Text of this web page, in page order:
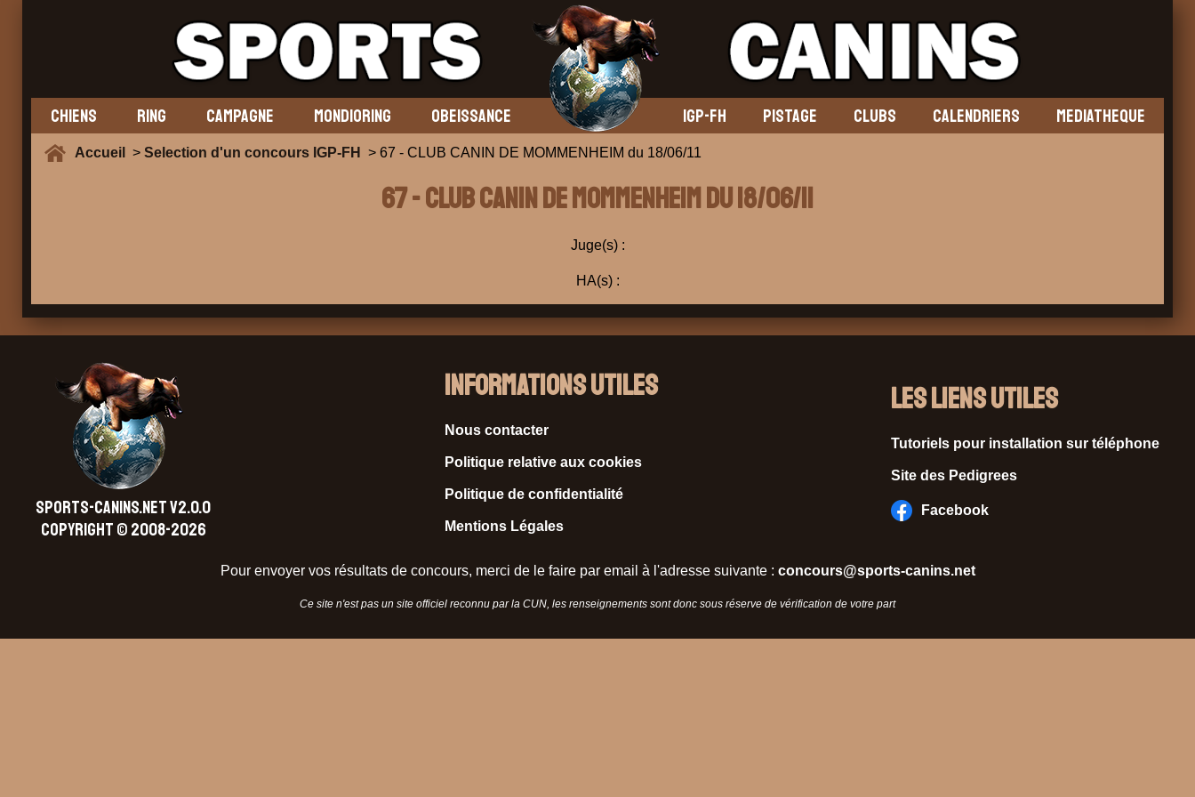
CHIENS RING CAMPAGNE MONDIORING OBEISSANCE IGP-FH PISTAGE CLUBS CALENDRIERS MEDIATHEQUE
Accueil > Selection d'un concours IGP-FH > 67 - CLUB CANIN DE MOMMENHEIM du 18/06/11
67 - CLUB CANIN DE MOMMENHEIM du 18/06/11
Juge(s) :
HA(s) :
SPORTS-CANINS.NET V2.0.0
Copyright © 2008-2026
Informations Utiles
Nous contacter
Politique relative aux cookies
Politique de confidentialité
Mentions Légales
Les liens utiles
Tutoriels pour installation sur téléphone
Site des Pedigrees
Facebook
Pour envoyer vos résultats de concours, merci de le faire par email à l'adresse suivante : concours@sports-canins.net
Ce site n'est pas un site officiel reconnu par la CUN, les renseignements sont donc sous réserve de vérification de votre part